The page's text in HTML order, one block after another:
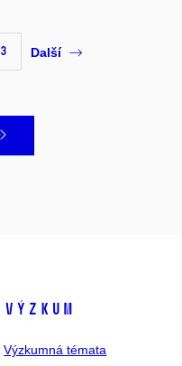
3 Další
Výzkum
Výzkumná témata